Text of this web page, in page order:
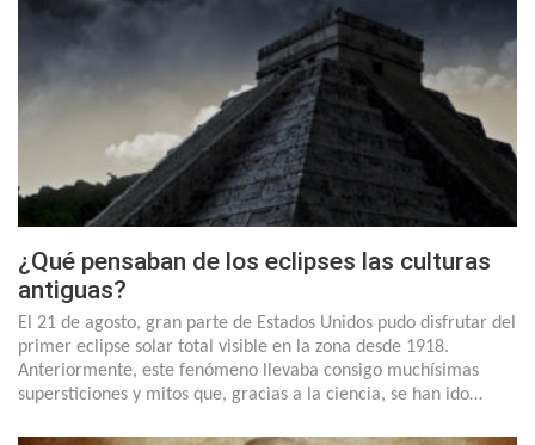
¿Qué pensaban de los eclipses las culturas
antiguas?
El 21 de agosto, gran parte de Estados Unidos pudo disfrutar del
primer eclipse solar total visible en la zona desde 1918.
Anteriormente, este fenómeno llevaba consigo muchísimas
supersticiones y mitos que, gracias a la ciencia, se han ido…